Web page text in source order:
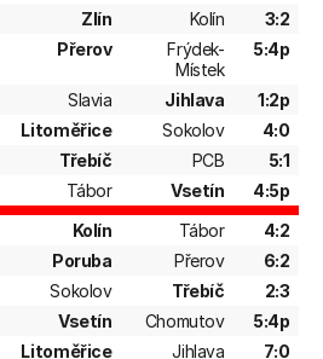
Zlín Kolín
3:2
Přerov
Frýdek-
Místek
5:4p
Slavia Jihlava
1:2p
Litoměřice Sokolov
4:0
Třebíč PCB
5:1
Tábor Vsetín
4:5p
Kolín Tábor
4:2
Poruba Přerov
6:2
Sokolov Třebíč
2:3
Vsetín Chomutov
5:4p
Litoměřice Jihlava
7:0